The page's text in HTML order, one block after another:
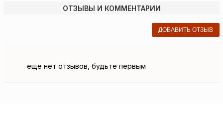
ОТЗЫВЫ И КОММЕНТАРИИ
ДОБАВИТЬ ОТЗЫВ
еще нет отзывов, будьте первым